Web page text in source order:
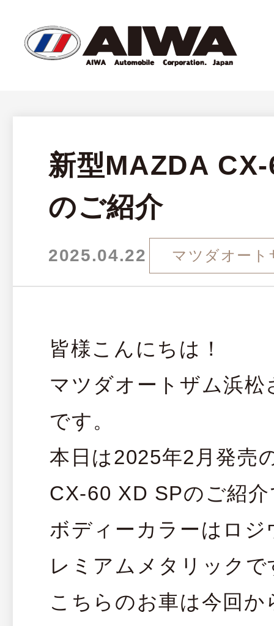
新型MAZDA
のご紹介
2025.04.22 マツダオー
皆様こんにちは！
マツダオートザム浜松
です。
本日は2025年2月発売
CX-60 XD SPのご紹
ボディーカラーはロ
レミアムメタリックで
こちらのお車は今回